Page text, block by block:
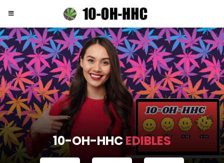
10-OH-HHCEDIBLES